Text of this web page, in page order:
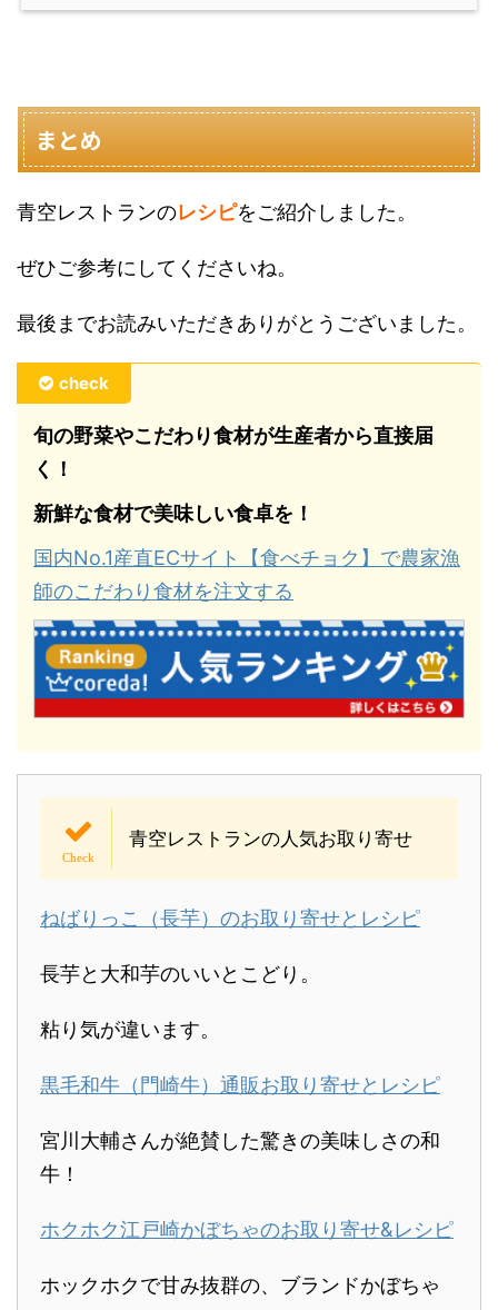
まとめ
青空レストランのレシピをご紹介しました。
ぜひご参考にしてくださいね。
最後までお読みいただきありがとうございました。
check
旬の野菜やこだわり食材が生産者から直接届
く！
新鮮な食材で美味しい食卓を！
国内No.1産直ECサイト【食べチョク】で農家漁
師のこだわり食材を注文する
青空レストランの人気お取り寄せ
ねばりっこ（長芋）のお取り寄せとレシピ
長芋と大和芋のいいとこどり。
粘り気が違います。
黒毛和牛（門崎牛）通販お取り寄せとレシピ
宮川大輔さんが絶賛した驚きの美味しさの和
牛！
ホクホク江戸崎かぼちゃのお取り寄せ&レシピ
ホックホクで甘み抜群の、ブランドかぼちゃ